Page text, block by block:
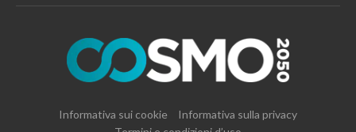
Informativa sui cookie
Informativa sulla privacy